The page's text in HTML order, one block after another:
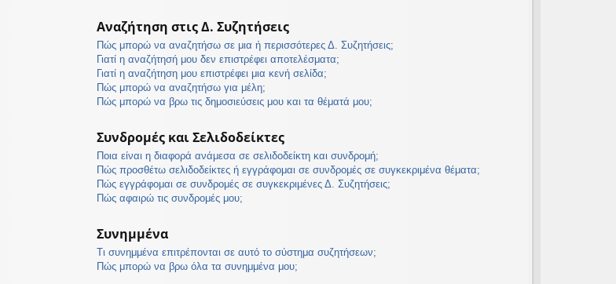
Αναζήτηση στις Δ. Συζητήσεις
Πώς μπορώ να αναζητήσω σε μια ή περισσότερες Δ. Συζητήσεις;
Γιατί η αναζήτησή μου δεν επιστρέφει αποτελέσματα;
Γιατί η αναζήτηση μου επιστρέφει μια κενή σελίδα;
Πώς μπορώ να αναζητήσω για μέλη;
Πώς μπορώ να βρω τις δημοσιεύσεις μου και τα θέματά μου;
Συνδρομές και Σελιδοδείκτες
Ποια είναι η διαφορά ανάμεσα σε σελιδοδείκτη και συνδρομή;
Πώς προσθέτω σελιδοδείκτες ή εγγράφομαι σε συνδρομές σε συγκεκριμένα θέματα;
Πώς εγγράφομαι σε συνδρομές σε συγκεκριμένες Δ. Συζητήσεις;
Πώς αφαιρώ τις συνδρομές μου;
Συνημμένα
Τι συνημμένα επιτρέπονται σε αυτό το σύστημα συζητήσεων;
Πώς μπορώ να βρω όλα τα συνημμένα μου;